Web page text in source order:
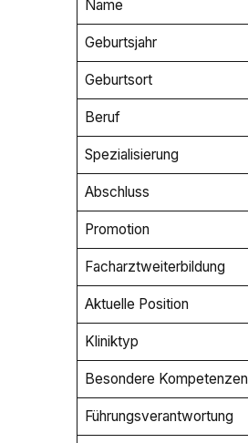
Name
Geburtsjahr
Geburtsort
Beruf
Spezialisierung
Abschluss
Promotion
Facharztweiterbildung
Aktuelle Position
Kliniktyp
Besondere Kompetenzen
Führungsverantwortung